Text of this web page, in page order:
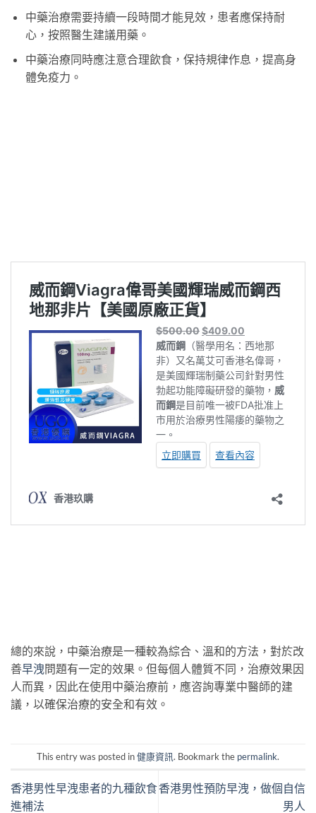
中藥治療需要持續一段時間才能見效，患者應保持耐
心，按照醫生建議用藥。
中藥治療同時應注意合理飲食，保持規律作息，提高身
體免疫力。
總的來說，中藥治療是一種較為綜合、溫和的方法，對於改
善早洩問題有一定的效果。但每個人體質不同，治療效果因
人而異，因此在使用中藥治療前，應咨詢專業中醫師的建
議，以確保治療的安全和有效。
This entry was posted in健康資訊. Bookmark the permalink.
香港男性早洩患者的九種飲食
進補法
香港男性預防早洩，做個自信
男人